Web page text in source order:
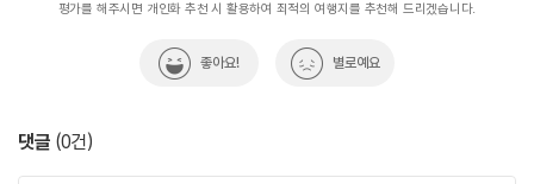
평가를 해주시면 개인화 추천 시 활용하여 최적의 여행지를 추천해 드리겠습니다.
좋아요! 별로예요
댓글 (0건)